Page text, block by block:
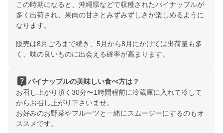
この時期になると、沖縄県などで収穫されたパイナップルが
多く出荷され、果肉の甘さとみずみずしさが楽しめるように
なります。
販売は8月ごろまで続き、5月から8月にかけては出荷量も多
く、味の良いものに出会える確率が高まります。
live_helpパイナップルの美味しい食べ方は？
お召し上がり頂く30分〜1時間程前に冷蔵庫に入れて冷して
からお召し上がり下さいませ。
お好みのお野菜やフルーツと一緒にスムージーにするのもオ
ススメです。